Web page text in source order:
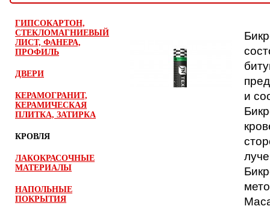
ГИПСОКАРТОН,
СТЕКЛОМАГНИЕВЫЙ
ЛИСТ, ФАНЕРА,
ПРОФИЛЬ
ДВЕРИ
КЕРАМОГРАНИТ,
КЕРАМИЧЕСКАЯ
ПЛИТКА, ЗАТИРКА
КРОВЛЯ
ЛАКОКРАСОЧНЫЕ
МАТЕРИАЛЫ
НАПОЛЬНЫЕ
ПОКРЫТИЯ
и